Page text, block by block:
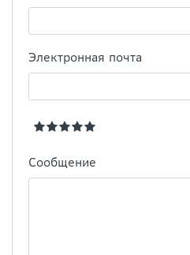
Электронная почта
Сообщение